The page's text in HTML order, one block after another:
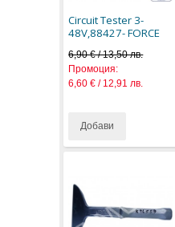
Circuit Tester 3-
48V,88427- FORCE
6,90 € / 13,50 лв.
Промоция:
6,60 € / 12,91 лв.
Добави